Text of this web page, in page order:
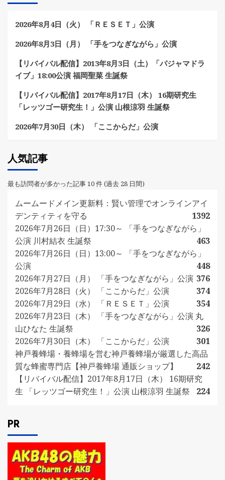
2026年8月4日（火） 「ＲＥＳＥＴ」公演
2026年8月3日（月） 「手をつなぎながら」公演
【リバイバル配信】2013年8月3日（土）「パジャマドラ
イブ」18:00公演 福岡聖菜 生誕祭
【リバイバル配信】2017年8月17日（木） 16期研究生
「レッツゴー研究生！」公演 山根涼羽 生誕祭
2026年7月30日（木） 「ここからだ」公演
人気記事
最も訪問者が多かった記事 10 件 (過去 28 日間)
ムームードメイン更新料：賢い管理でオンラインアイ
デンティティを守る
1392
2026年7月26日（日）17:30～ 「手をつなぎながら」
公演 川村結衣 生誕祭
463
2026年7月26日（日）13:00～ 「手をつなぎながら」
公演
448
2026年7月27日（月） 「手をつなぎながら」公演 376
2026年7月28日（火） 「ここからだ」公演
374
2026年7月29日（水） 「ＲＥＳＥＴ」公演
354
2026年7月23日（木） 「手をつなぎながら」公演 丸
山ひなた 生誕祭
326
2026年7月30日（木） 「ここからだ」公演
301
神戸養蜂場・養蜂場を営む神戸養蜂場が厳選した高品
質な蜂蜜専門店【神戸養蜂場 通販ショップ】
242
【リバイバル配信】2017年8月17日（木） 16期研究
生 「レッツゴー研究生！」公演 山根涼羽 生誕祭
224
PR